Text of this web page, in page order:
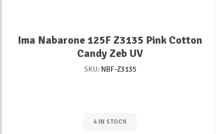
Ima Nabarone 125F Z3135 Pink Cotton
Candy Zeb UV
SKU: NBF-Z3135
4 IN STOCK